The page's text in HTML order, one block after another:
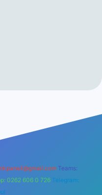
Teams:
0262 606 0 726 Telegram: